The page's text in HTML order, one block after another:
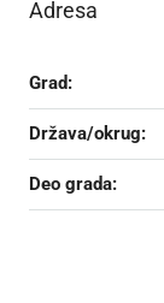
Adresa
Grad:
Država/okrug:
Deo grada: